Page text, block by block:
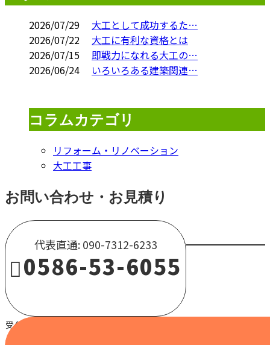
2026/07/29
大工として成功するた…
2026/07/22
大工に有利な資格とは
2026/07/15
即戦力になれる大工の…
2026/06/24
いろいろある建築関連…
コラムカテゴリ
リフォーム・リノベーション
大工工事
お問い合わせ・お見積り
代表直通: 090-7312-6233
0586-53-6055
受付 / 8:00～18:00 【営業電話固くお断り】